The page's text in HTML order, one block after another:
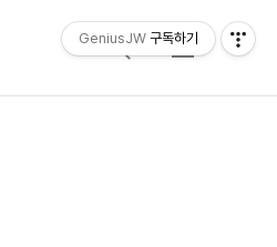
검
메
GeniusJW 구독하기